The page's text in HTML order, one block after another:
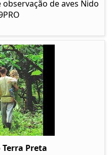
de aves Nido
Preta